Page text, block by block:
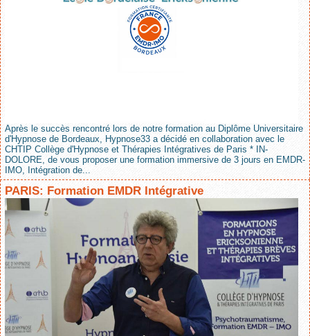
Après le succès rencontré lors de notre formation au Diplôme Universitaire
d'Hypnose de Bordeaux, Hypnose33 a décidé en collaboration avec le
CHTIP Collège d'Hypnose et Thérapies Intégratives de Paris * IN-
DOLORE, de vous proposer une formation immersive de 3 jours en EMDR-
IMO, Intégration de...
PARIS: Formation EMDR Intégrative